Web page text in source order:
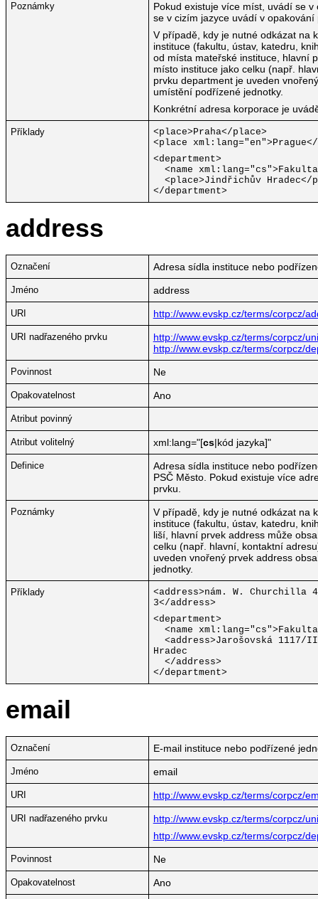
Poznámky
Pokud existuje více míst, uvádí se
se v cizím jazyce uvádí v
V případě, kdy je nutné odkázat na
instituce (fakultu, ústav, katedru,
od místa mateřské instituce, hlavní
místo instituce jako celku (např.
prvku department je uveden
umístění podřízené jednotky.
Konkrétní adresa korporace je
Příklady
<place>Praha</place>
<place xml:lang="en">Prague
<department>
<name xml:lang="cs">Fakulta
<place>Jindřichův Hradec</
</department>
address
Označení Adresa sídla instituce nebo
Jméno address
URI http://www.evskp.cz/terms/corpcz/
URI nadřazeného prvku
http://www.evskp.cz/terms/corpcz/
http://www.evskp.cz/terms/corpcz/
Povinnost Ne
Opakovatelnost Ano
Atribut povinný
Atribut volitelný xml:lang="[cs|kód jazyka]"
Definice
Adresa sídla instituce nebo
PSČ Město. Pokud existuje více
prvku.
Poznámky
V případě, kdy je nutné odkázat na
instituce (fakultu, ústav, katedru,
liší, hlavní prvek address může
celku (např. hlavní, kontaktní
uveden vnořený prvek address
jednotky.
Příklady
<address>nám. W. Churchilla
3</address>
<department>
<name xml:lang="cs">Fakulta
<address>Jarošovská
Hradec
</address>
</department>
email
Označení E-mail instituce nebo podřízené
Jméno email
URI http://www.evskp.cz/terms/corpcz/
URI nadřazeného prvku
http://www.evskp.cz/terms/corpcz/
http://www.evskp.cz/terms/corpcz/
Povinnost Ne
Opakovatelnost Ano